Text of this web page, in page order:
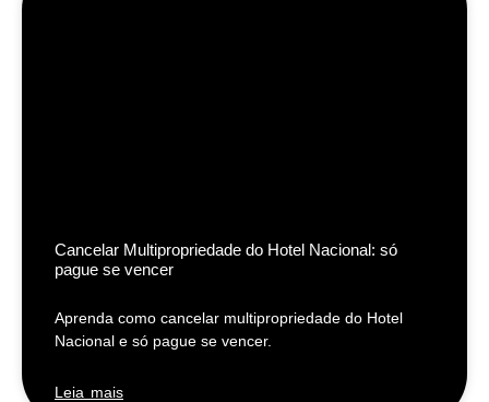
Cancelar Multipropriedade do Hotel Nacional: só
pague se vencer
Aprenda como cancelar multipropriedade do Hotel
Nacional e só pague se vencer.
Leia mais